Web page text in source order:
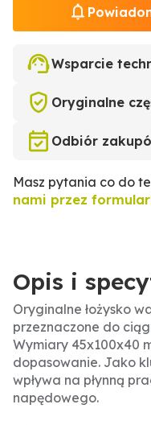
Wsparcie
Oryginalne
Odbiór
Masz pytania co do
nami przez
Opis i
Oryginalne łożysko
przeznaczone do
Wymiary 45x100x40
dopasowanie. Jako
wpływa na płynną
napędowego.